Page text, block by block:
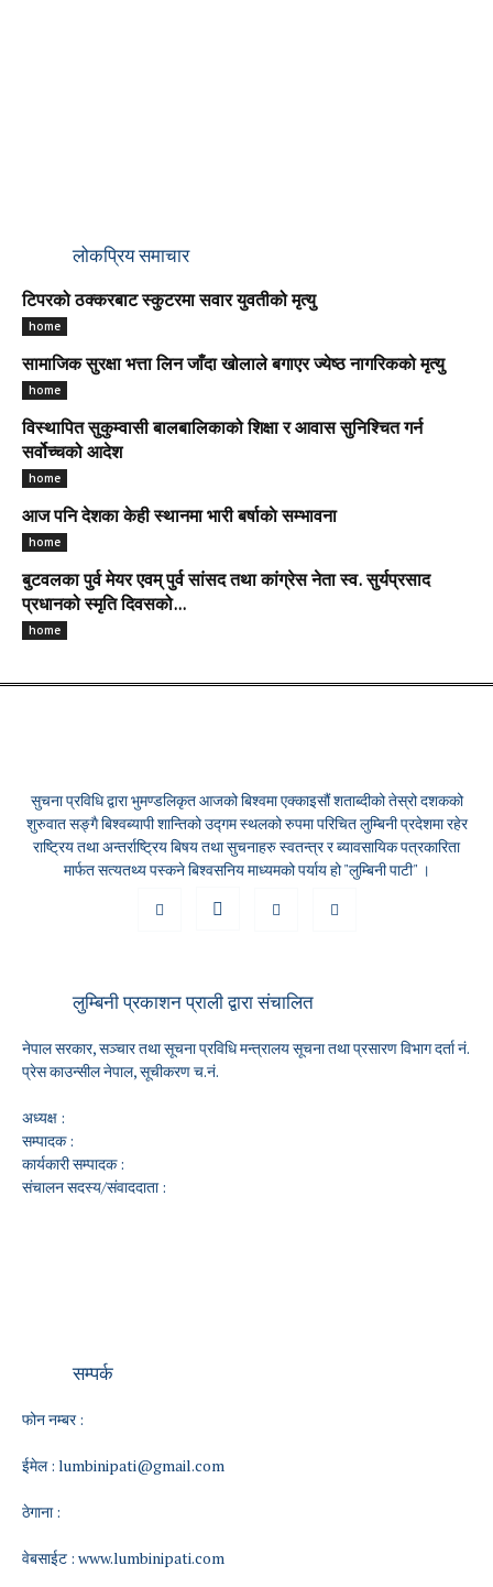
लोकप्रिय समाचार
टिपरको ठक्करबाट स्कुटरमा सवार युवतीको मृत्यु
home
सामाजिक सुरक्षा भत्ता लिन जाँदा खोलाले बगाएर ज्येष्ठ नागरिकको मृत्यु
home
विस्थापित सुकुम्वासी बालबालिकाको शिक्षा र आवास सुनिश्चित गर्न
सर्वोच्चको आदेश
home
आज पनि देशका केही स्थानमा भारी बर्षाकाे सम्भावना
home
बुटवलका पुर्व मेयर एवम् पुर्व सांसद तथा कांग्रेस नेता स्व. सुर्यप्रसाद
प्रधानको स्मृति दिवसको...
home
सुचना प्रविधि द्वारा भुमण्डलिकृत आजको बिश्वमा एक्काइसौं शताब्दीको तेस्रो दशकको
शुरुवात सङ्गै बिश्वब्यापी शान्तिको उद्गम स्थलको रुपमा परिचित लुम्बिनी प्रदेशमा रहेर
राष्ट्रिय तथा अन्तर्राष्ट्रिय बिषय तथा सुचनाहरु स्वतन्त्र र ब्यावसायिक पत्रकारिता
मार्फत सत्यतथ्य पस्कने बिश्वसनिय माध्यमको पर्याय हो "लुम्बिनी पाटी" ।
लुम्बिनी प्रकाशन प्राली द्वारा संचालित
नेपाल सरकार, सञ्चार तथा सूचना प्रविधि मन्त्रालय सूचना तथा प्रसारण विभाग दर्ता नं.
प्रेस काउन्सील नेपाल, सूचीकरण च.नं.
अध्यक्ष :
सम्पादक :
कार्यकारी सम्पादक :
संचालन सदस्य/संवाददाता :
सम्पर्क
फोन नम्बर :
ईमेल : lumbinipati@gmail.com
ठेगाना :
वेबसाईट : www.lumbinipati.com